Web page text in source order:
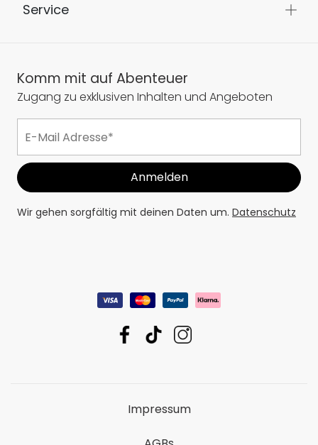
Service
Komm mit auf Abenteuer
Zugang zu exklusiven Inhalten und Angeboten
Wir gehen sorgfältig mit deinen Daten um. Datenschutz
Impressum